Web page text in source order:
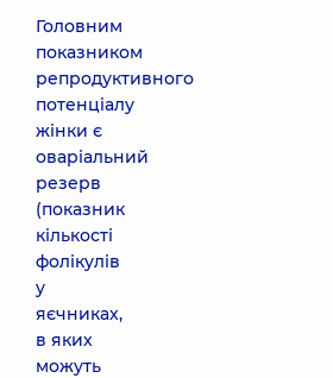
Головним
показником
репродуктивного
потенціалу
жінки є
оваріальний
резерв
(показник
кількості
фолікулів
у
яєчниках,
в яких
можуть